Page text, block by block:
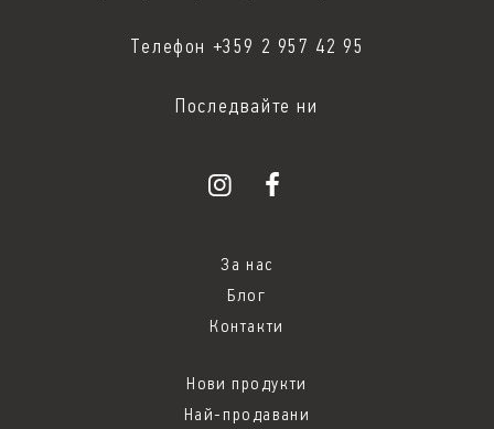
Телефон +359 2 957 42 95
Последвайте ни
За нас
Блог
Контакти
Нови продукти
Най-продавани